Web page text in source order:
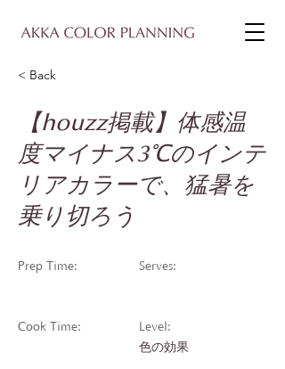
< Back
【houzz掲載】体感温
度マイナス3℃のインテ
リアカラーで、猛暑を
乗り切ろう
Prep Time:
Cook Time:
Serves:
Level:
色の効果